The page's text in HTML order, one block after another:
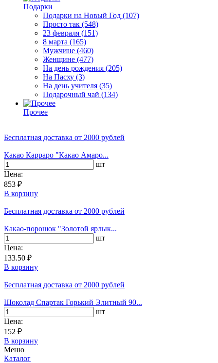
Подарки
Подарки на Новый Год (107)
Просто так (548)
23 февраля (151)
8 марта (165)
Мужчине (460)
Женщине (477)
На день рождения (205)
На Пасху (3)
На день учителя (35)
Подарочный чай (134)
Прочее
Бесплатная доставка от 2000 рублей
Какао Карраро "Какао Амаро...
шт
Цена:
853 ₽
В корзину
Бесплатная доставка от 2000 рублей
Какао-порошок "Золотой ярлык...
шт
Цена:
133.50 ₽
В корзину
Бесплатная доставка от 2000 рублей
Шоколад Спартак Горький Элитный 90...
шт
Цена:
152 ₽
В корзину
Меню
Каталог